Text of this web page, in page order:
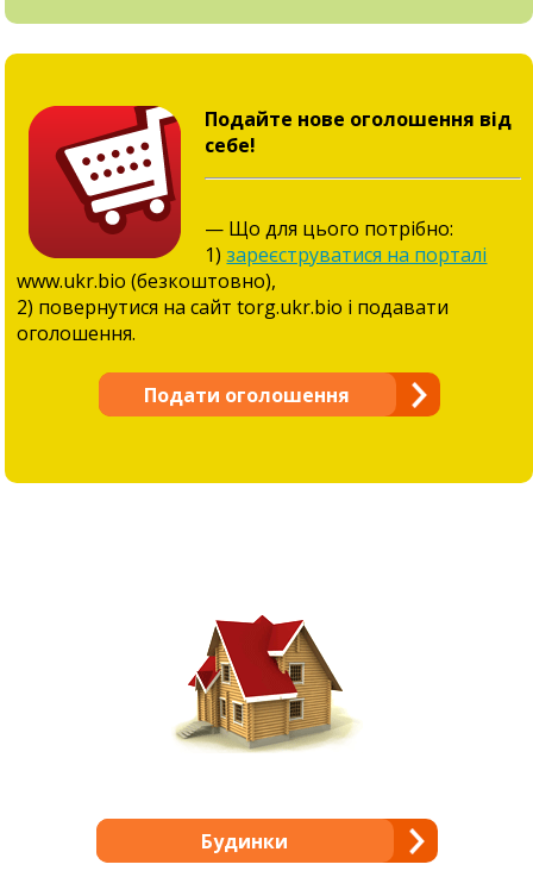
Подайте нове оголошення від
себе!
— Що для цього потрібно:
1)зареєструватися на порталі
www.ukr.bio (безкоштовно),
2) повернутися на сайт torg.ukr.bio і подавати
оголошення.
Подати оголошення
Будинки